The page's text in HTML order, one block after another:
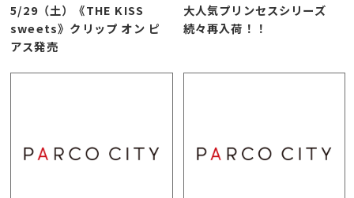
5/29（土）《THE KISS
sweets》クリップ オン ピ
アス発売
大人気プリンセスシリーズ
続々再入荷！！